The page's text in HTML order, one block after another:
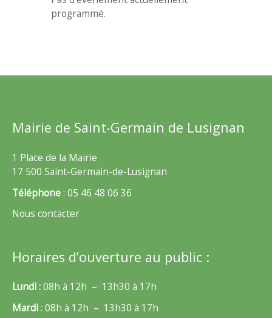
programmé.
Mairie de Saint-Germain de Lusignan
1 Place de la Mairie
17 500 Saint-Germain-de-Lusignan
Téléphone: 05 46 48 06 36
Nous contacter
Horaires d’ouverture au public :
Lundi :08h à 12h – 13h30 à 17h
Mardi: 08h à 12h – 13h30 à 17h